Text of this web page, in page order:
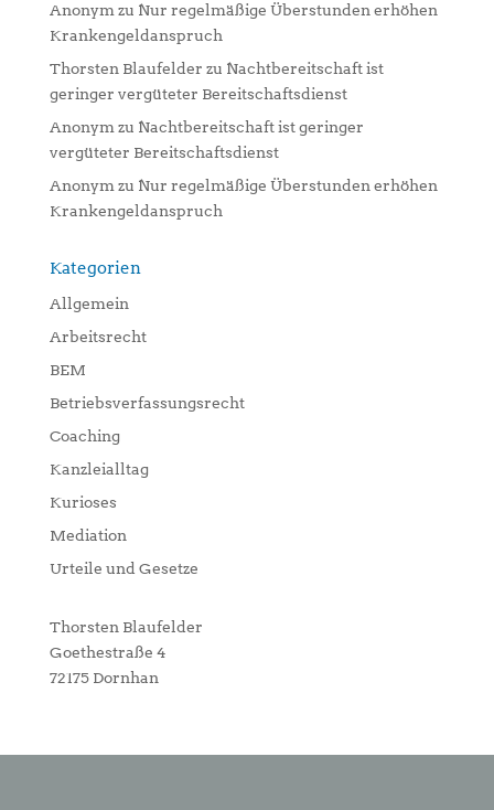
Anonym zu Nur regelmäßige Überstunden erhöhen
Krankengeldanspruch
Thorsten Blaufelder zu Nachtbereitschaft ist
geringer vergüteter Bereitschaftsdienst
Anonym zu Nachtbereitschaft ist geringer
vergüteter Bereitschaftsdienst
Anonym zu Nur regelmäßige Überstunden erhöhen
Krankengeldanspruch
Kategorien
Allgemein
Arbeitsrecht
BEM
Betriebsverfassungsrecht
Coaching
Kanzleialltag
Kurioses
Mediation
Urteile und Gesetze
Thorsten Blaufelder
Goethestraße 4
72175 Dornhan